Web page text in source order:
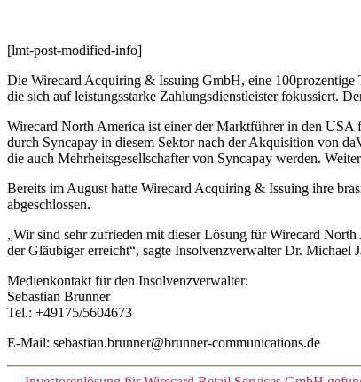
[lmt-post-modified-info]
Die Wirecard Acquiring & Issuing GmbH, eine
die sich auf leistungsstarke Zahlungsdienstleister fokussiert.
Wirecard North America ist einer der Marktführer in den
durch Syncapay in diesem Sektor nach der Akquisition von
die auch Mehrheitsgesellschafter von Syncapay werden.
Bereits im August hatte Wirecard Acquiring & Issuing ihre
abgeschlossen.
„Wir sind sehr zufrieden mit dieser Lösung für Wirecard
der Gläubiger erreicht“, sagte Insolvenzverwalter Dr. Michael
Medienkontakt für den Insolvenzverwalter:
Sebastian Brunner
Tel.: +49175/5604673
E-Mail: sebastian.brunner@brunner-communications.de